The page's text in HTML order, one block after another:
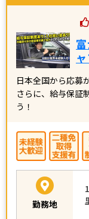
日本全国から応募
さらに、給与保証
う！
勤務地